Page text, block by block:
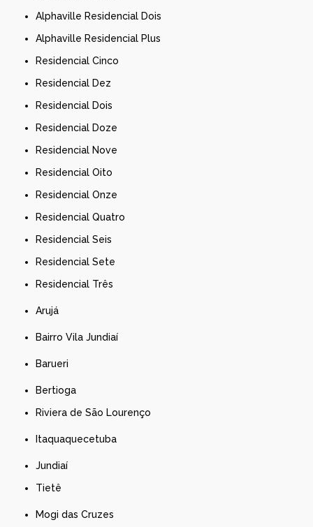
Alphaville Residencial Dois
Alphaville Residencial Plus
Residencial Cinco
Residencial Dez
Residencial Dois
Residencial Doze
Residencial Nove
Residencial Oito
Residencial Onze
Residencial Quatro
Residencial Seis
Residencial Sete
Residencial Três
Arujá
Bairro Vila Jundiaí
Barueri
Bertioga
Riviera de São Lourenço
Itaquaquecetuba
Jundiaí
Tietê
Mogi das Cruzes